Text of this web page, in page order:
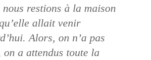
nous restions à la maison
allait venir
Alors, on n’a pas
on a attendus toute la